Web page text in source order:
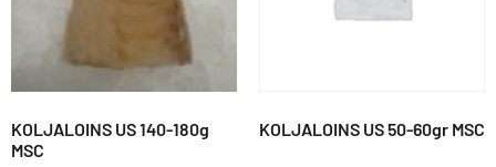
KOLJALOINS US 140-180g
MSC
KOLJALOINS US 50-60gr MSC